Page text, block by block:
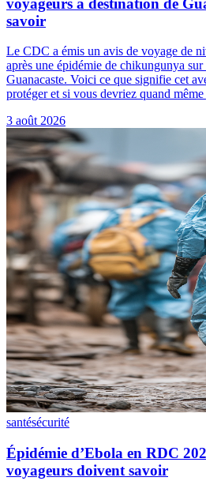
savoir
Le CDC a émis un avis de voyage de
après une épidémie de chikungunya sur
Guanacaste. Voici ce que signifie cet
protéger et si vous devriez quand
3 août 2026
santésécurité
Épidémie d’Ebola en RDC
voyageurs doivent savoir